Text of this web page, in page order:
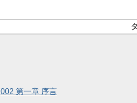
002 第一章 序言